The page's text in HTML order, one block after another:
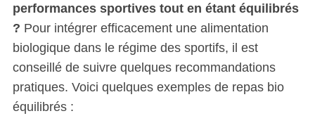
performances sportives tout en étant équilibrés
? Pour intégrer efficacement une alimentation
biologique dans le régime des sportifs, il est
conseillé de suivre quelques recommandations
pratiques. Voici quelques exemples de repas bio
équilibrés :